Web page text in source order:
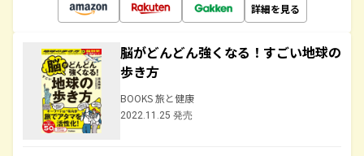
詳細を見る
脳がどんどん強くなる！すごい地球の
歩き方
BOOKS 旅と健康
2022.11.25 発売